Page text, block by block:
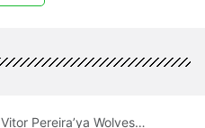
Vitor Pereira’ya Wolves